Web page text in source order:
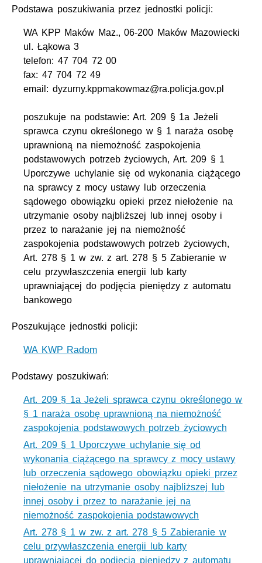
Podstawa poszukiwania przez jednostki policji:
WA KPP Maków Maz., 06-200 Maków Mazowiecki
ul. Łąkowa 3
telefon: 47 704 72 00
fax: 47 704 72 49
email: dyzurny.kppmakowmaz@ra.policja.gov.pl
poszukuje na podstawie: Art. 209 § 1a Jeżeli
sprawca czynu określonego w § 1 naraża osobę
uprawnioną na niemożność zaspokojenia
podstawowych potrzeb życiowych, Art. 209 § 1
Uporczywe uchylanie się od wykonania ciążącego
na sprawcy z mocy ustawy lub orzeczenia
sądowego obowiązku opieki przez niełożenie na
utrzymanie osoby najbliższej lub innej osoby i
przez to narażanie jej na niemożność
zaspokojenia podstawowych potrzeb życiowych,
Art. 278 § 1 w zw. z art. 278 § 5 Zabieranie w
celu przywłaszczenia energii lub karty
uprawniającej do podjęcia pieniędzy z automatu
bankowego
Poszukujące jednostki policji:
WA KWP Radom
Podstawy poszukiwań:
Art. 209 § 1a Jeżeli sprawca czynu określonego w
§ 1 naraża osobę uprawnioną na niemożność
zaspokojenia podstawowych potrzeb życiowych
Art. 209 § 1 Uporczywe uchylanie się od
wykonania ciążącego na sprawcy z mocy ustawy
lub orzeczenia sądowego obowiązku opieki przez
niełożenie na utrzymanie osoby najbliższej lub
innej osoby i przez to narażanie jej na
niemożność zaspokojenia podstawowych
Art. 278 § 1 w zw. z art. 278 § 5 Zabieranie w
celu przywłaszczenia energii lub karty
uprawniającej do podjęcia pieniędzy z automatu